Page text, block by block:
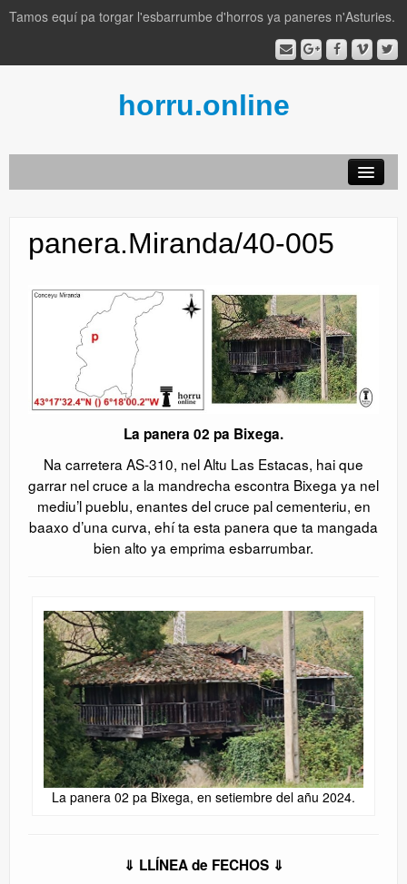
Tamos equí pa torgar l'esbarrumbe d'horros ya paneres n'Asturies.
horru.online
por conceyos
lliteratura
panera.Miranda/40-005
La panera 02 pa Bixega.
Na carretera AS-310, nel Altu Las Estacas, hai que
garrar nel cruce a la mandrecha escontra Bixega ya nel
mediu’l pueblu, enantes del cruce pal cementeriu, en
baaxo d’una curva, ehí ta esta panera que ta mangada
bien alto ya emprima esbarrumbar.
La panera 02 pa Bixega, en setiembre del añu 2024.
⇓ LLÍNEA de FECHOS ⇓